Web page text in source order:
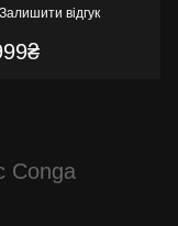
Залишити відгук
Conga